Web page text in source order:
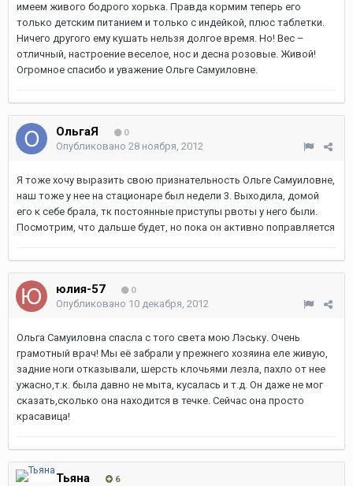
имеем живого бодрого хорька. Правда кормим теперь его
только детским питанием и только с индейкой, плюс таблетки.
Ничего другого ему кушать нельзя долгое время. Но! Вес –
отличный, настроение веселое, нос и десна розовые. Живой!
Огромное спасибо и уважение Ольге Самуиловне.
ОльгаЯ 0
Опубликовано 28 ноября, 2012
Я тоже хочу выразить свою признательность Ольге Самуиловне,
наш тоже у нее на стационаре был недели 3. Выходила, домой
его к себе брала, тк постоянные приступы рвоты у него были.
Посмотрим, что дальше будет, но пока он активно поправляется
юлия-57 0
Опубликовано 10 декабря, 2012
Ольга Самуиловна спасла с того света мою Лэську. Очень
грамотный врач! Мы её забрали у прежнего хозяина еле живую,
задние ноги отказывали, шерсть клочьями лезла, пахло от нее
ужасно,т.к. была давно не мыта, кусалась и т.д. Он даже не мог
сказать,сколько она находится в течке. Сейчас она просто
красавица!
Тьяна 6